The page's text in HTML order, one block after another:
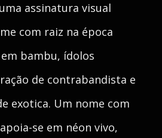
assinatura visual
com raiz na época
bambu, ídolos
de contrabandista e
exotica. Um nome com
se em néon vivo,